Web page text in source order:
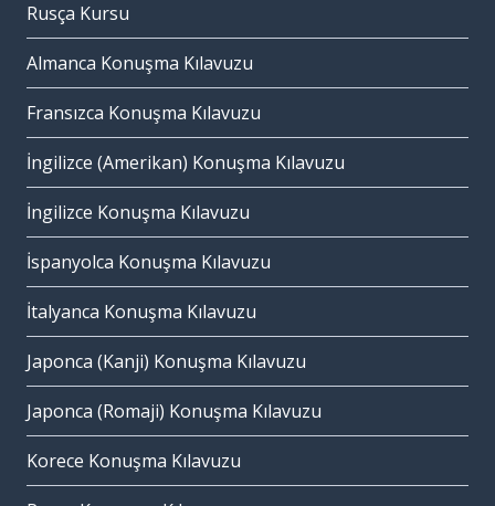
Rusça Kursu
Almanca Konuşma Kılavuzu
Fransızca Konuşma Kılavuzu
İngilizce (Amerikan) Konuşma Kılavuzu
İngilizce Konuşma Kılavuzu
İspanyolca Konuşma Kılavuzu
İtalyanca Konuşma Kılavuzu
Japonca (Kanji) Konuşma Kılavuzu
Japonca (Romaji) Konuşma Kılavuzu
Korece Konuşma Kılavuzu